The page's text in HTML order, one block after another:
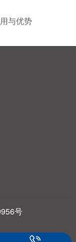
与优势
号